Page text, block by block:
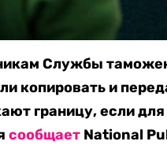
Службы
копировать и
границу, если
сообщает National